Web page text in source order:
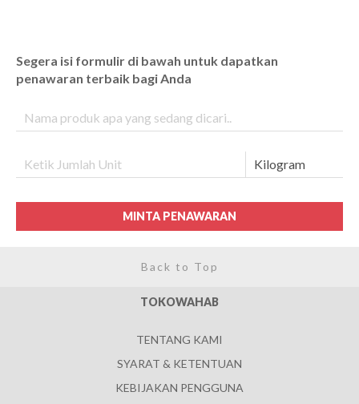
Segera isi formulir di bawah untuk dapatkan
penawaran terbaik bagi Anda
MINTA PENAWARAN
Back to Top
TOKOWAHAB
TENTANG KAMI
SYARAT & KETENTUAN
KEBIJAKAN PENGGUNA